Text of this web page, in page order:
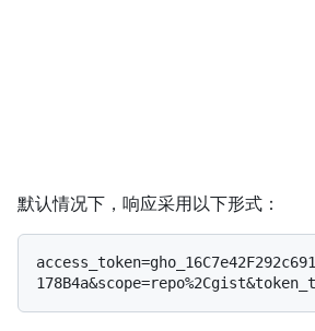
默认情况下，响应采用以下形式：